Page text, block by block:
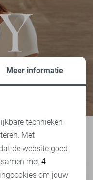
Meer informatie
technieken
Met
de website goed
met 4
om jouw